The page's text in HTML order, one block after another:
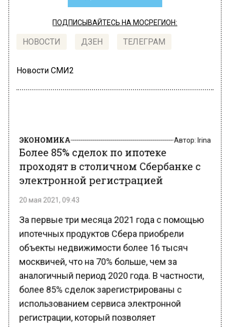
ПОДПИСЫВАЙТЕСЬ НА МОСРЕГИОН:
НОВОСТИ ДЗЕН ТЕЛЕГРАМ
Новости СМИ2
Более 85% сделок по ипотеке
проходят в столичном Сбербанке с
электронной регистрацией
20 мая 2021, 09:43
За первые три месяца 2021 года с помощью
ипотечных продуктов Сбера приобрели
объекты недвижимости более 16 тысяч
москвичей, что на 70% больше, чем за
аналогичный период 2020 года. В частности,
более 85% сделок зарегистрированы с
использованием сервиса электронной
регистрации, который позволяет
непосредственно из отделения банка